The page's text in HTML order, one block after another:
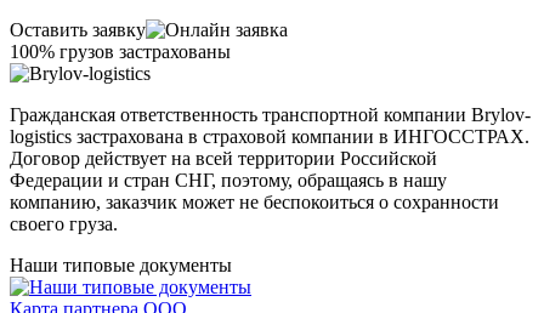
Оставить заявку
100% грузов застрахованы
Гражданская ответственность транспортной компании Brylov-
logistics застрахована в страховой компании в ИНГОСCТРАХ.
Договор действует на всей территории Российской
Федерации и стран СНГ, поэтому, обращаясь в нашу
компанию, заказчик может не беспокоиться о сохранности
своего груза.
Наши типовые документы
Карта партнера ООО